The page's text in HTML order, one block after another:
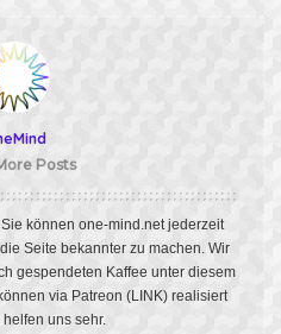
Posts
können one-mind.net jederzeit
Seite bekannter zu machen. Wir
gespendeten Kaffee unter diesem
via Patreon (LINK)realisiert
uns sehr.